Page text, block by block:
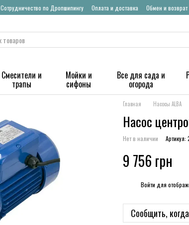
Сотрудничество по Дропшипингу Оплата и доставка Обмен и возврат
Смесители и
трапы
Мойки и
сифоны
Все для сада и
огорода
Главная Насосы ALBA
Насос
Нет в наличии
9 756 грн
Войти для
Сообщить,